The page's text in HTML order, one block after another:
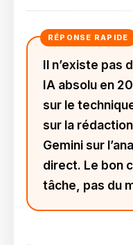
Il n’existe pas
IA absolu en
sur le
sur la
Gemini sur
direct. Le bon
tâche, pas du